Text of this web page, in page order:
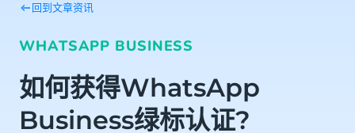
回到文章资讯
WHATSAPP BUSINESS
如何获得WhatsApp
Business绿标认证?